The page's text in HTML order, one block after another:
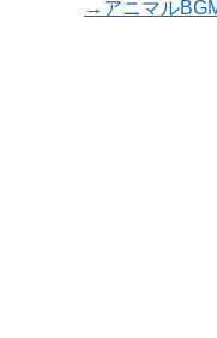
→アニマル